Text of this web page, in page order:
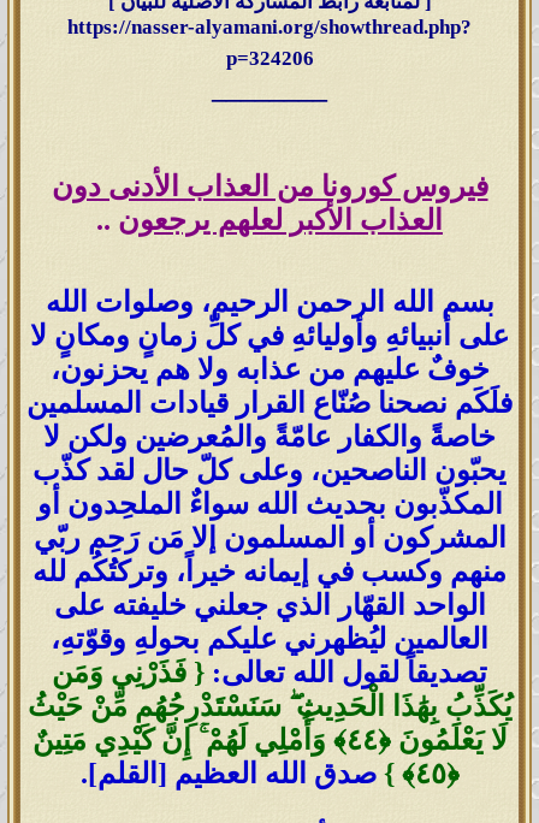
https://nasser-alyamani.org/showthread.php?
p=324206
فيروس كورونا من العذاب الأدنى دون
العذاب الأكبر لعلهم يرجعون ..
بسم الله الرحمن الرحيم، وصلوات الله
على أنبيائهِ وأوليائهِ في كلِّ زمانٍ ومكانٍ لا
خوفٌ عليهم من عذابه ولا هم يحزنون،
فلَكَم نصحنا صُنّاع القرار قيادات المسلمين
خاصةً والكفار عامّةً والمُعرضين ولكن لا
يحبّون الناصحين، وعلى كلّ حال لقد كذّب
المكذّبون بحديث الله سواءٌ الملحِدون أو
المشركون أو المسلمون إلا مَن رَحِم ربّي
منهم وكسب في إيمانه خيراً، وتركتُكُم لله
الواحد القهّار الذي جعلني خليفته على
العالمين ليُظهرني عليكم بحولهِ وقوّتهِ،
تصديقاً لقول الله تعالى: { فَذَرْنِي وَمَن
يُكَذِّبُ بِهَٰذَا الْحَدِيثِ ۖ سَنَسْتَدْرِجُهُم مِّنْ حَيْثُ
لَا يَعْلَمُونَ﴿٤٤﴾
وَأُمْلِي لَهُمْ ۚ إِنَّ كَيْدِي مَتِينٌ
﴿٤٥﴾
}صدق الله العظيم [القلم].